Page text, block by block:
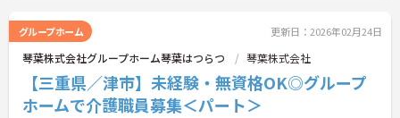
グループホーム 更新日：2026年02月24日
琴葉株式会社グループホーム琴葉はつらつ 琴葉株式会社
【三重県／津市】未経験・無資格OK◎グループ
ホームで介護職員募集＜パート＞